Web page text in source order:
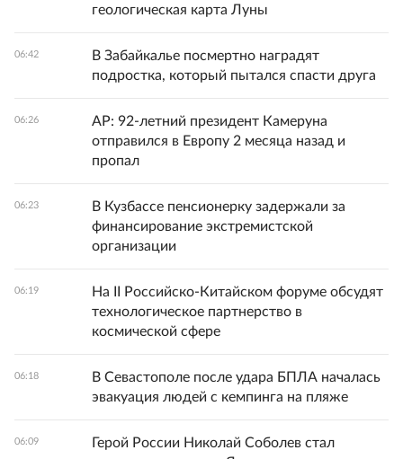
геологическая карта Луны
06:42
В Забайкалье посмертно наградят
подростка, который пытался спасти друга
06:26
AP: 92-летний президент Камеруна
отправился в Европу 2 месяца назад и
пропал
06:23
В Кузбассе пенсионерку задержали за
финансирование экстремистской
организации
06:19
На II Российско-Китайском форуме обсудят
технологическое партнерство в
космической сфере
06:18
В Севастополе после удара БПЛА началась
эвакуация людей с кемпинга на пляже
06:09
Герой России Николай Соболев стал